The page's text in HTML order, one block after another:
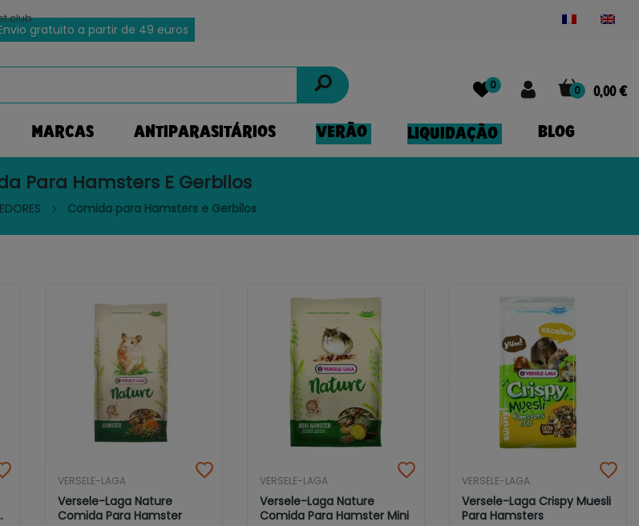
gratuito a partir de 49 euros
0 0,00 €
0
MARCAS ANTIPARASITÁRIOS VERÃO LIQUIDAÇÃO BLOG
Para Hamsters E Gerbilos
Comida para Hamsters e Gerbilos
VERSELE-LAGA
Versele-Laga Nature
Comida Para Hamster
VERSELE-LAGA
Versele-Laga Nature
Comida Para Hamster Mini
VERSELE-LAGA
Versele-Laga Crispy Muesli
Para Hamsters